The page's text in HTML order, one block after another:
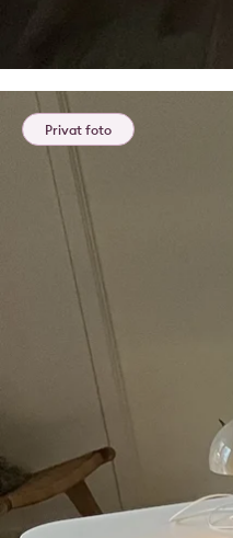
Privat foto